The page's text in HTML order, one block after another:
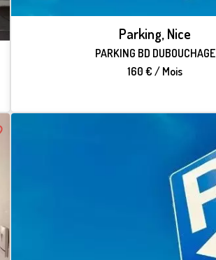
Parking, Nice
PARKING BD DUBOUCHAGE
160 € / Mois